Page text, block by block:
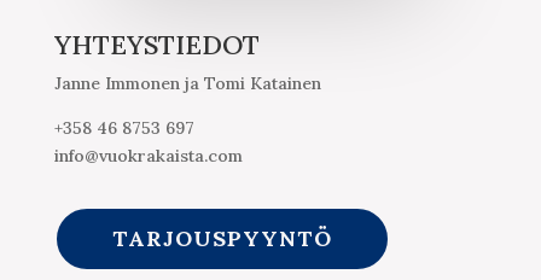
YHTEYSTIEDOT
Janne Immonen ja Tomi Katainen
+358 46 8753 697
info@vuokrakaista.com
TARJOUSPYYNTÖ